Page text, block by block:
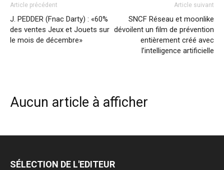
Article précédent
J. PEDDER (Fnac Darty) : «60%
des ventes Jeux et Jouets sur
le mois de décembre»
Article suivant
SNCF Réseau et moonlike
dévoilent un film de prévention
entièrement créé avec
l’intelligence artificielle
Aucun article à afficher
SÉLECTION DE L'EDITEUR